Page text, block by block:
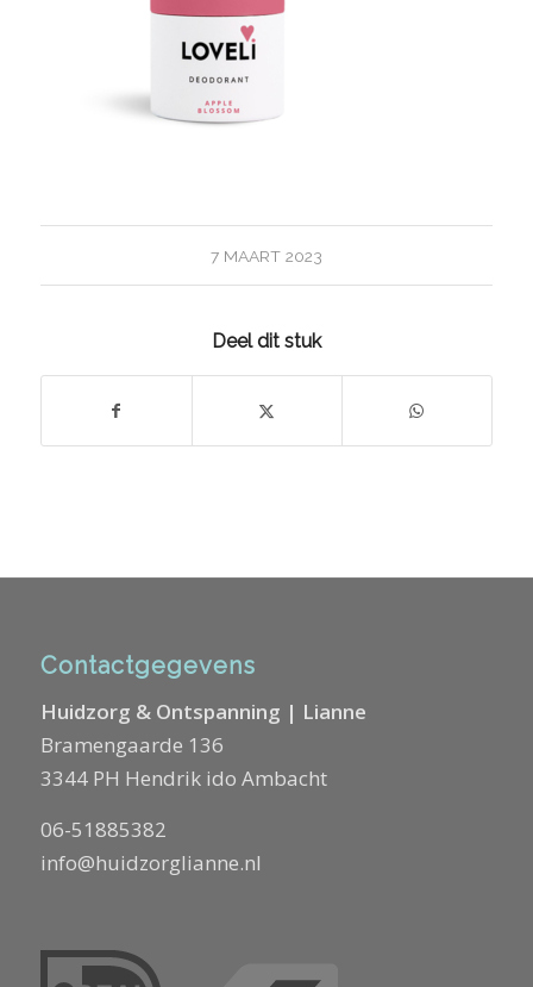
7 MAART 2023
Deel dit stuk
Contactgegevens
Huidzorg & Ontspanning | Lianne
Bramengaarde 136
3344 PH Hendrik ido Ambacht
06-51885382
info@huidzorglianne.nl